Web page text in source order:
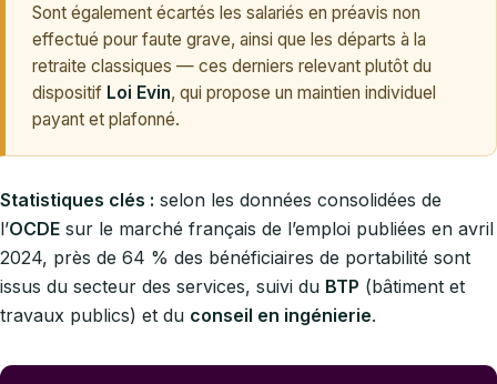
Sont également écartés les salariés en préavis non
effectué pour faute grave, ainsi que les départs à la
retraite classiques — ces derniers relevant plutôt du
dispositif Loi Evin, qui propose un maintien individuel
payant et plafonné.
Statistiques clés : selon les données consolidées de
l’OCDE sur le marché français de l’emploi publiées en avril
2024, près de 64 % des bénéficiaires de portabilité sont
issus du secteur des services, suivi du BTP (bâtiment et
travaux publics) et du conseil en ingénierie.